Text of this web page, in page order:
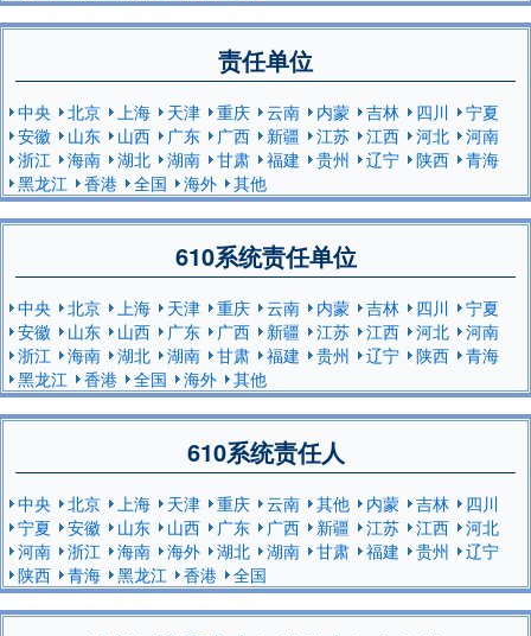
责任单位
中央 北京 上海 天津 重庆 云南 内蒙 吉林 四川
宁夏
安徽
山东 山西 广东 广西 新疆 江苏 江西 河北
河南
浙江
海南 湖北 湖南 甘肃 福建 贵州 辽宁 陕西
青海
黑龙江
香港 全国 海外 其他
610系统责任单位
中央 北京 上海 天津 重庆 云南 内蒙 吉林 四川
宁夏
安徽
山东 山西 广东 广西 新疆 江苏 江西 河北
河南
浙江
海南 湖北 湖南 甘肃 福建 贵州 辽宁 陕西
青海
黑龙江
香港 全国 海外 其他
610系统责任人
中央 北京 上海 天津 重庆 云南 其他 内蒙 吉林
四川
宁夏
安徽 山东 山西 广东 广西 新疆 江苏 江西
河北
河南
浙江 海南 海外 湖北 湖南 甘肃 福建 贵州
辽宁
陕西
青海 黑龙江 香港 全国